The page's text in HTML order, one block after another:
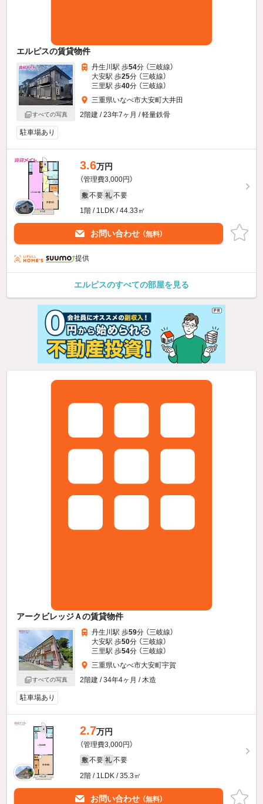
エルピスの賃貸物件
すべての写真
丹生川駅 歩54分 （三岐線）
大安駅 歩25分 （三岐線）
三里駅 歩40分 （三岐線）
三重県いなべ市大安町大井田
2階建 / 23年7ヶ月 / 軽量鉄骨
駐車場あり
3.6万円
（管理費3,000円）
敷 不要 礼 不要
1階 / 1LDK / 44.33㎡
お問い合わせ （無料）
提供
エルピスのすべての部屋を見る
アークビレッジＡの賃貸物件
すべての写真
丹生川駅 歩59分 （三岐線）
大安駅 歩50分 （三岐線）
三里駅 歩54分 （三岐線）
三重県いなべ市大安町宇賀
2階建 / 34年4ヶ月 / 木造
駐車場あり
2.7万円
（管理費3,000円）
敷 不要 礼 不要
2階 / 1LDK / 35.3㎡
お問い合わせ （無料）